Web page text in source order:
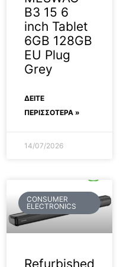
B3 15 6
inch Tablet
6GB 128GB
EU Plug
Grey
ΔΕΊΤΕ
ΠΕΡΙΣΣΟΤΕΡΑ »
14/07/2026
CONSUMER
ELECTRONICS
Refurbished